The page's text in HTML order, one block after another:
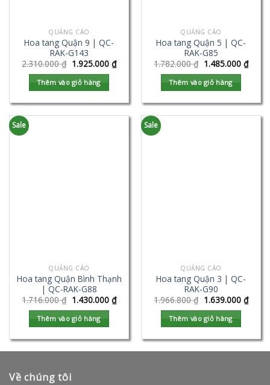
QUẢNG CÁO
Hoa tang Quận 9 | QC-
RAK-G143
2.310.000₫ 1.925.000 ₫
Thêm vào giỏ hàng
QUẢNG CÁO
Hoa tang Quận 5 | QC-
RAK-G85
1.782.000₫ 1.485.000 ₫
Thêm vào giỏ hàng
Sale
QUẢNG CÁO
Hoa tang Quận Bình Thạnh
| QC-RAK-G88
1.716.000₫ 1.430.000 ₫
Thêm vào giỏ hàng
Sale
QUẢNG CÁO
Hoa tang Quận 3 | QC-
RAK-G90
1.966.800₫ 1.639.000 ₫
Thêm vào giỏ hàng
Về chúng tôi